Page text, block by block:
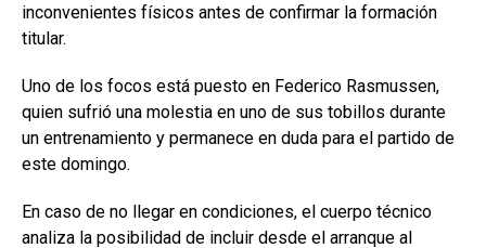
inconvenientes físicos antes de confirmar la formación
titular.
Uno de los focos está puesto en Federico Rasmussen,
quien sufrió una molestia en uno de sus tobillos durante
un entrenamiento y permanece en duda para el partido de
este domingo.
En caso de no llegar en condiciones, el cuerpo técnico
analiza la posibilidad de incluir desde el arranque al